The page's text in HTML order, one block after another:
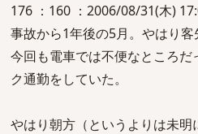
176 ：160 ：2006/08/31(木)
事故から1年後の5月。やはり客
今回も電車では不便なところだ
ク通勤をしていた。
やはり朝方（というよりは未明